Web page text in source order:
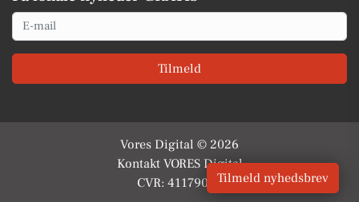
Email
Tilmeld
Vores Digital © 2026
Kontakt VORES Digital
CVR: 41179082Tilmeld nyhedsbrev